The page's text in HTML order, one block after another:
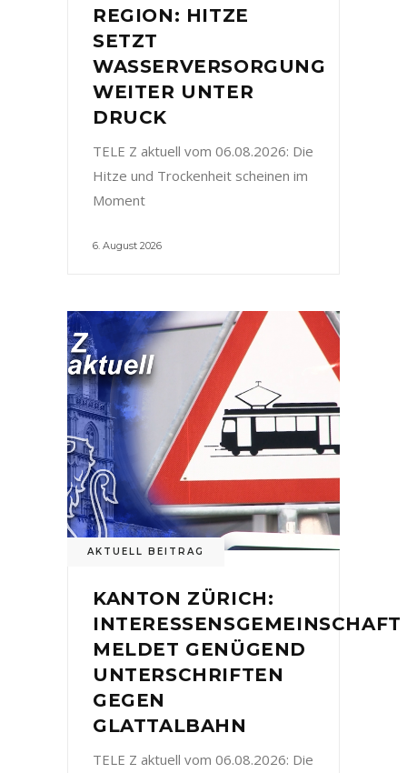
REGION: HITZE
SETZT
WASSERVERSORGUNG
WEITER UNTER
DRUCK
TELE Z aktuell vom 06.08.2026: Die
Hitze und Trockenheit scheinen im
Moment
6. August 2026
AKTUELL BEITRAG
KANTON ZÜRICH:
INTERESSENSGEMEINSCHAFT
MELDET GENÜGEND
UNTERSCHRIFTEN
GEGEN
GLATTALBAHN
TELE Z aktuell vom 06.08.2026: Die